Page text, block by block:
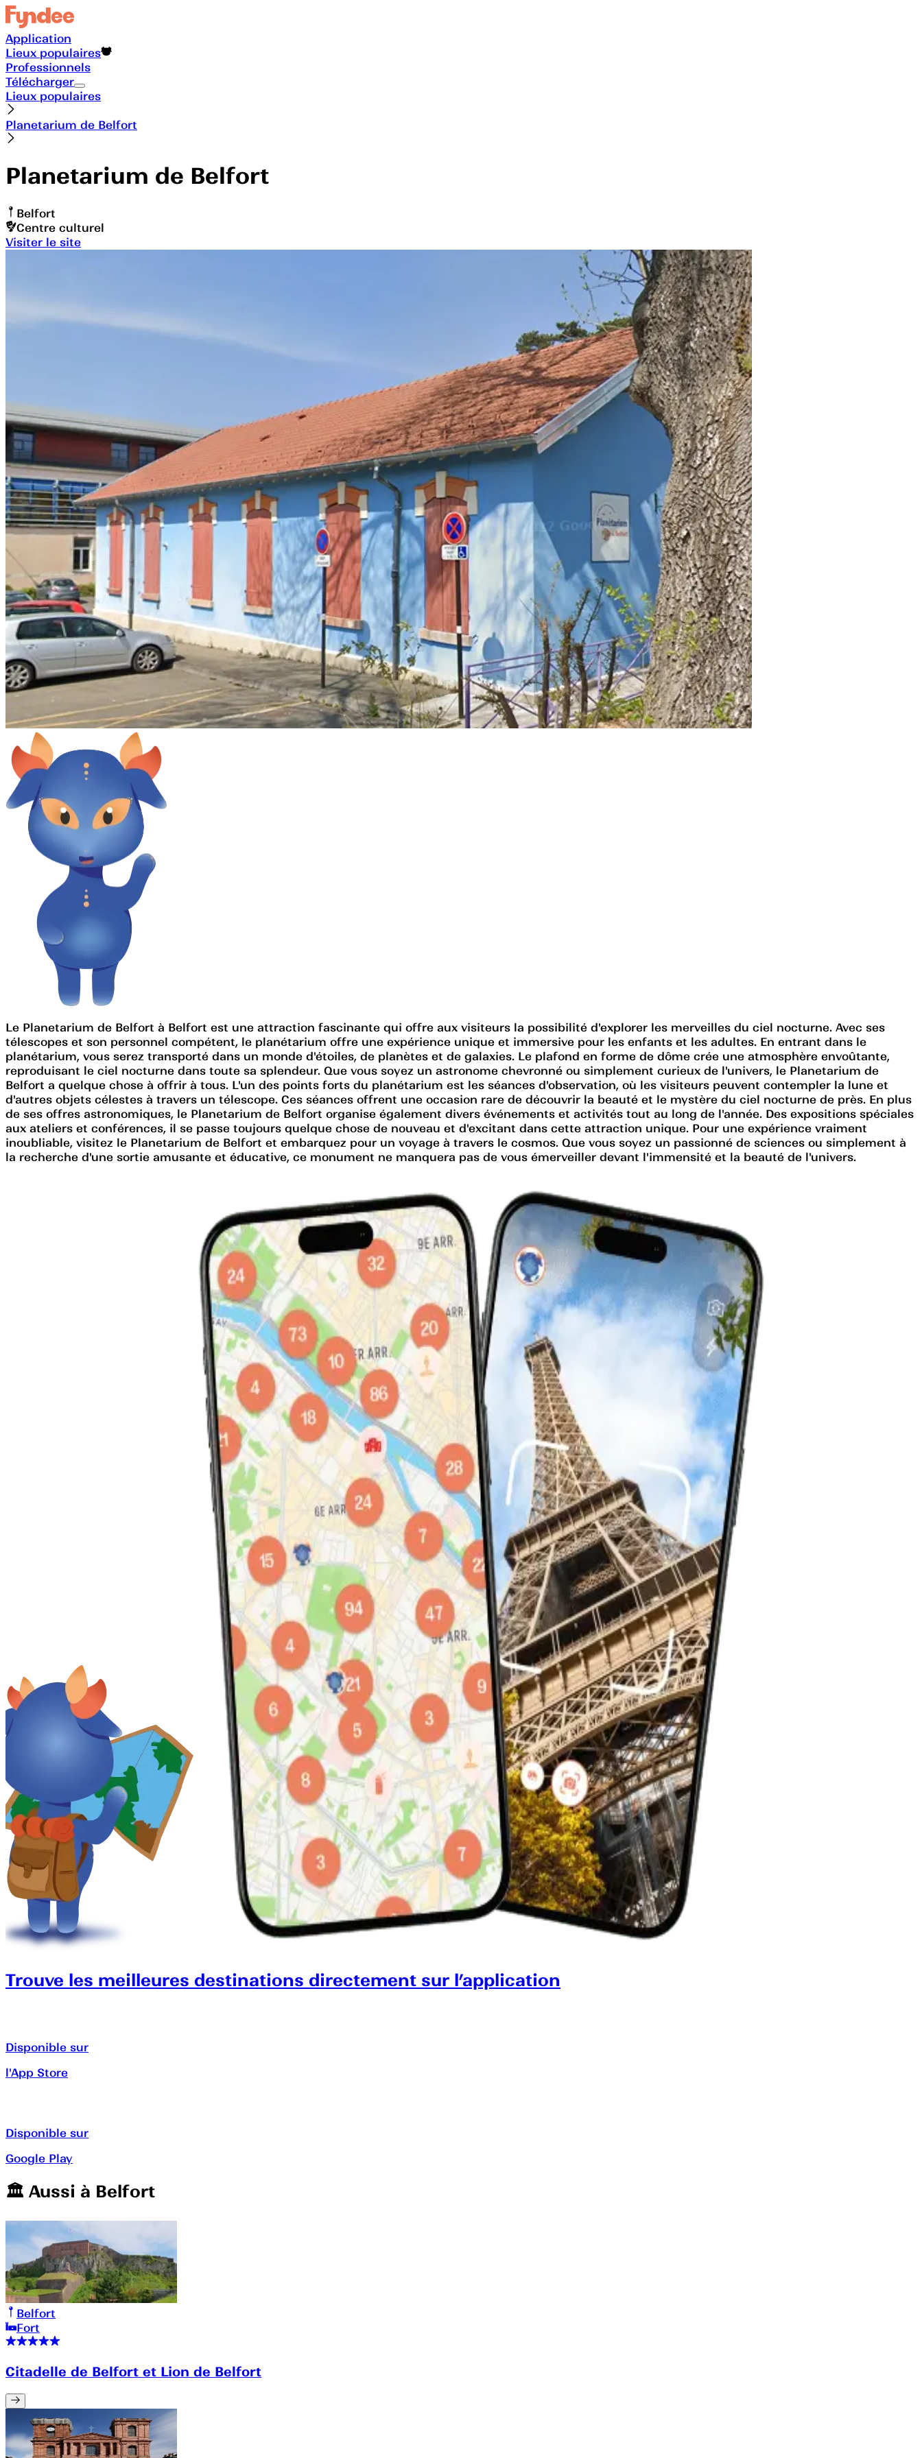
Application
Lieux populaires
Professionnels
Télécharger
Lieux populaires
Planetarium de Belfort
Planetarium de Belfort
Belfort
Centre culturel
Visiter le site
Le Planetarium de Belfort à Belfort est une attraction fascinante qui offre aux visiteurs la possibilité d'explorer les merveilles du ciel nocturne. Avec ses
télescopes et son personnel compétent, le planétarium offre une expérience unique et immersive pour les enfants et les adultes. En entrant dans le
planétarium, vous serez transporté dans un monde d'étoiles, de planètes et de galaxies. Le plafond en forme de dôme crée une atmosphère envoûtante,
reproduisant le ciel nocturne dans toute sa splendeur. Que vous soyez un astronome chevronné ou simplement curieux de l'univers, le Planetarium de
Belfort a quelque chose à offrir à tous. L'un des points forts du planétarium est les séances d'observation, où les visiteurs peuvent contempler la lune et
d'autres objets célestes à travers un télescope. Ces séances offrent une occasion rare de découvrir la beauté et le mystère du ciel nocturne de près. En plus
de ses offres astronomiques, le Planetarium de Belfort organise également divers événements et activités tout au long de l'année. Des expositions spéciales
aux ateliers et conférences, il se passe toujours quelque chose de nouveau et d'excitant dans cette attraction unique. Pour une expérience vraiment
inoubliable, visitez le Planetarium de Belfort et embarquez pour un voyage à travers le cosmos. Que vous soyez un passionné de sciences ou simplement à
la recherche d'une sortie amusante et éducative, ce monument ne manquera pas de vous émerveiller devant l'immensité et la beauté de l'univers.
Trouve les meilleures destinations directement sur l’application
Disponible sur
l'App Store
Disponible sur
Google Play
🏛️️ Aussi à Belfort
Belfort
Fort
Citadelle de Belfort et Lion de Belfort